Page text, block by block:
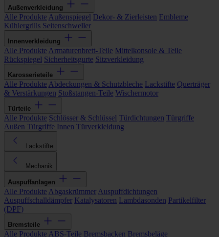
Außenverkleidung
Alle Produkte Außenspiegel Dekor- & Zierleisten Embleme
Kühlergrills Seitenschweller
Innenverkleidung
Alle Produkte Armaturenbrett-Teile Mittelkonsole & Teile
Rückspiegel Sicherheitsgurte Sitzverkleidung
Karosserieteile
Alle Produkte Abdeckungen & Schutzbleche Lackstifte Querträger
& Verstärkungen Stoßstangen-Teile Wischermotor
Türteile
Alle Produkte Schlösser & Schlüssel Türdichtungen Türgriffe
Außen Türgriffe Innen Türverkleidung
Lackstifte
Mechanik
Auspuffanlagen
Alle Produkte Abgaskrümmer Auspuffdichtungen
Auspuffschalldämpfer Katalysatoren Lambdasonden Partikelfilter
(DPF)
Bremsteile
Alle Produkte ABS-Teile Bremsbacken Bremsbeläge